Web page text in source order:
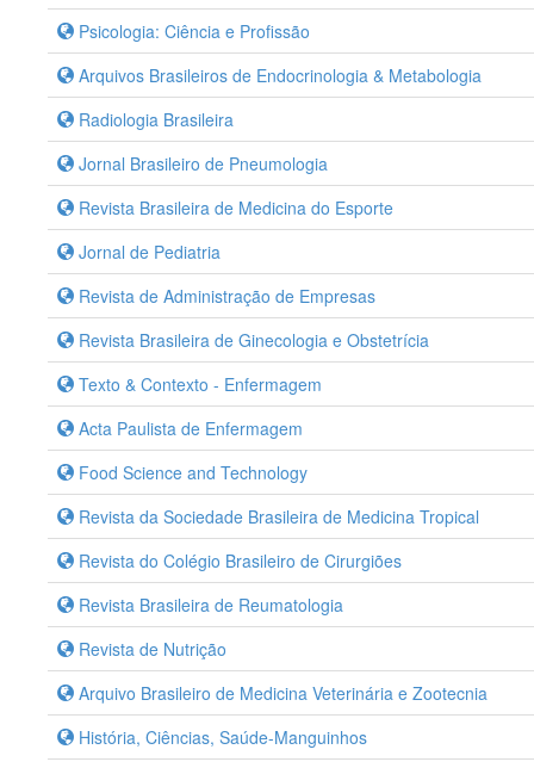
Psicologia: Ciência e Profissão
Arquivos Brasileiros de Endocrinologia & Metabologia
Radiologia Brasileira
Jornal Brasileiro de Pneumologia
Revista Brasileira de Medicina do Esporte
Jornal de Pediatria
Revista de Administração de Empresas
Revista Brasileira de Ginecologia e Obstetrícia
Texto & Contexto - Enfermagem
Acta Paulista de Enfermagem
Food Science and Technology
Revista da Sociedade Brasileira de Medicina Tropical
Revista do Colégio Brasileiro de Cirurgiões
Revista Brasileira de Reumatologia
Revista de Nutrição
Arquivo Brasileiro de Medicina Veterinária e Zootecnia
História, Ciências, Saúde-Manguinhos